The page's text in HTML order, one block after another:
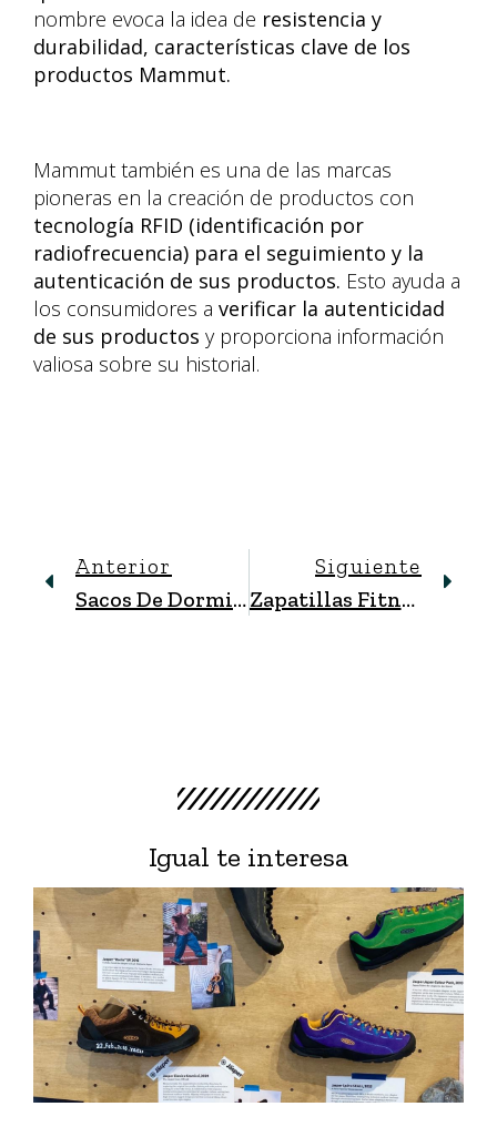
nombre evoca la idea de resistencia y
durabilidad, características clave de los
productos Mammut.
Mammut también es una de las marcas
pioneras en la creación de productos con
tecnología RFID (identificación por
radiofrecuencia) para el seguimiento y la
autenticación de sus productos. Esto ayuda a
los consumidores a verificar la autenticidad
de sus productos y proporciona información
valiosa sobre su historial.
Anterior
Sacos De Dormir: Encuentra El Que Mejor Se Adapta A Ti
Siguiente
Zapatillas Fitness Para El Entrenamiento En El Gimnasio
Igual te interesa